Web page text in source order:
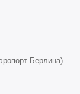
Берлина)